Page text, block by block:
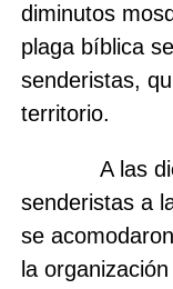
diminutos
plaga bíblica
senderistas,
territorio.
A las diez
senderistas a
se
la